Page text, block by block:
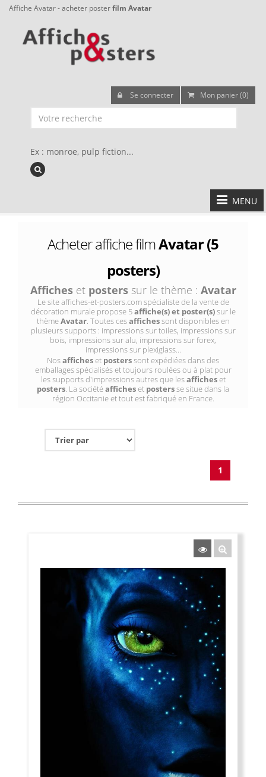
Affiche Avatar - acheter posterfilm Avatar
Se connecter Mon panier (0)
Ex : monroe, pulp fiction...
MENU
Acheter affiche filmAvatar (5
posters)
Afficheset posterssur le thème : Avatar
Le site affiches-et-posters.com spécialiste de la vente de
décoration murale propose 5affiche(s) et poster(s)sur le
thèmeAvatar. Toutes cesaffichessont disponibles en
plusieurs supports : impressions sur toiles, impressions sur
bois, impressions sur alu, impressions sur forex,
impressions sur plexiglass...
Nosafficheset posterssont expédiées dans des
emballages spécialisés et toujours roulées ou à plat pour
les supports d'impressions autres que lesafficheset
posters. La sociétéafficheset postersse situe dans la
région Occitanie et tout est fabriqué en France.
1